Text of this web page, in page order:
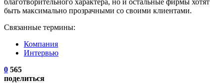
быть максимально прозрачными со своими клиентами.
Связанные термины:
Компания
Интервью
0 565
поделиться